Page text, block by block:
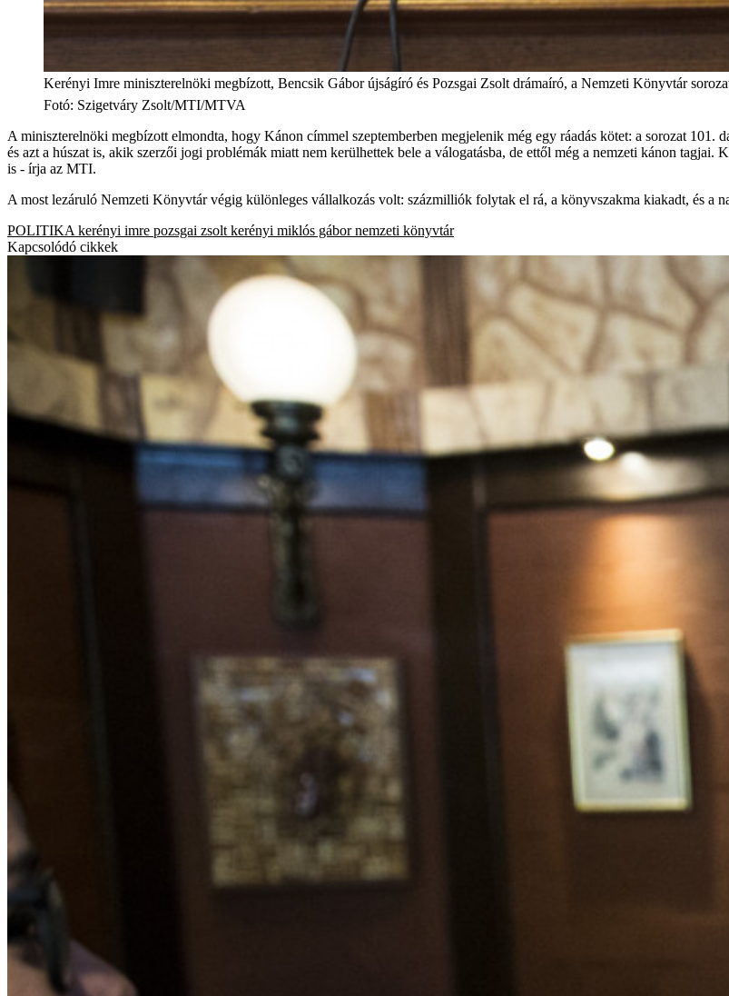
Kerényi Imre miniszterelnöki megbízott, Bencsik Gábor újságíró és Pozsgai Zsolt drámaíró, a Nemzeti Könyvtár
Fotó: Szigetváry Zsolt/MTI/MTVA
A miniszterelnöki megbízott elmondta, hogy Kánon címmel szeptemberben megjelenik még egy ráadás kötet: a sorozat
és azt a húszat is, akik szerzői jogi problémák miatt nem kerülhettek bele a válogatásba, de ettől még a nemzeti kánon
is - írja az MTI.
A most lezáruló Nemzeti Könyvtár végig különleges vállalkozás volt: százmilliók folytak el rá, a könyvszakma kiakadt, és a
POLITIKA kerényi imre pozsgai zsolt kerényi miklós gábor nemzeti könyvtár
Kapcsolódó cikkek